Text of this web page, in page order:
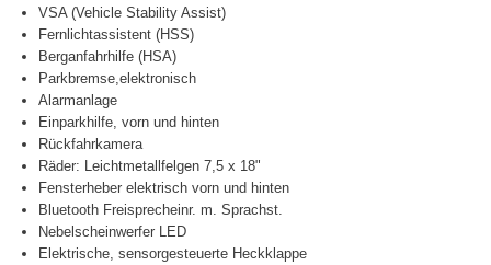
VSA (Vehicle Stability Assist)
Fernlichtassistent (HSS)
Berganfahrhilfe (HSA)
Parkbremse,elektronisch
Alarmanlage
Einparkhilfe, vorn und hinten
Rückfahrkamera
Räder: Leichtmetallfelgen 7,5 x 18"
Fensterheber elektrisch vorn und hinten
Bluetooth Freisprecheinr. m. Sprachst.
Nebelscheinwerfer LED
Elektrische, sensorgesteuerte Heckklappe